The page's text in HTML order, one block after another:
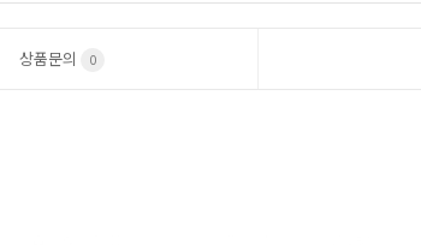
상품문의 0